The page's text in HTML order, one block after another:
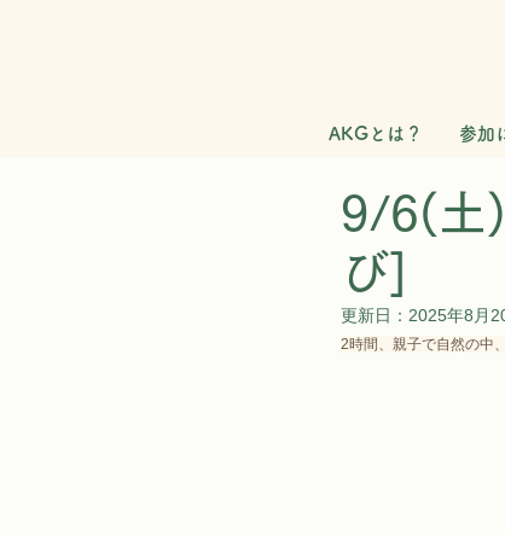
AKGとは？ 参加
9/6(土
び]
更新日： 2025年8月
2時間、親子で自然の中